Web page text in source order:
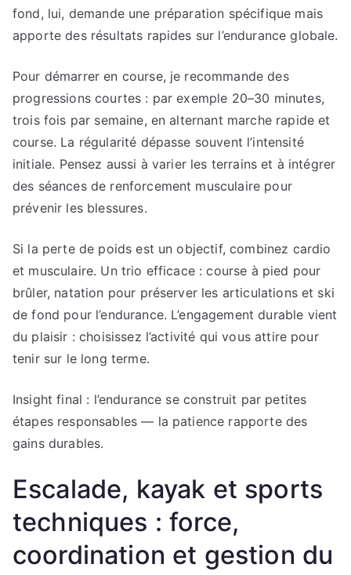
fond, lui, demande une préparation spécifique mais
apporte des résultats rapides sur l’endurance globale.
Pour démarrer en course, je recommande des
progressions courtes : par exemple 20–30 minutes,
trois fois par semaine, en alternant marche rapide et
course. La régularité dépasse souvent l’intensité
initiale. Pensez aussi à varier les terrains et à intégrer
des séances de renforcement musculaire pour
prévenir les blessures.
Si la perte de poids est un objectif, combinez cardio
et musculaire. Un trio efficace : course à pied pour
brûler, natation pour préserver les articulations et ski
de fond pour l’endurance. L’engagement durable vient
du plaisir : choisissez l’activité qui vous attire pour
tenir sur le long terme.
Insight final : l’endurance se construit par petites
étapes responsables — la patience rapporte des
gains durables.
Escalade, kayak et sports
techniques : force,
coordination et gestion du